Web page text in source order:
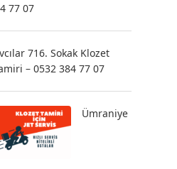
77 07
716. Sokak Klozet
– 0532 384 77 07
Ümraniye